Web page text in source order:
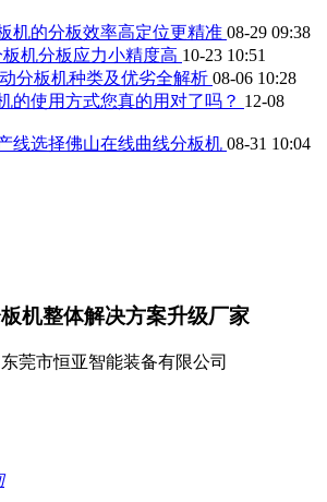
机的分板效率高定位更精准 08-29 09:38
机分板应力小精度高 10-23 10:51
分板机种类及优劣全解析 08-06 10:28
的使用方式您真的用对了吗？ 12-08
线选择佛山在线曲线分板机 08-31 10:04
机整体解决方案升级厂家
莞市恒亚智能装备有限公司